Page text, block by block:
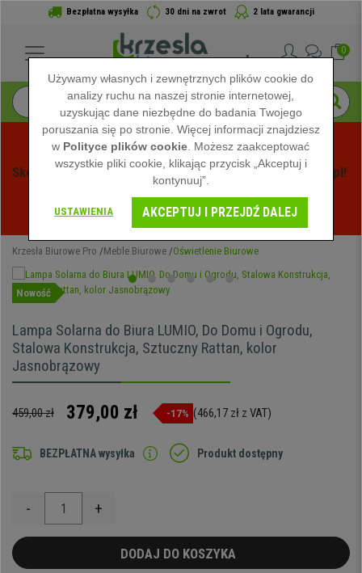
Bezpłatna wysyłka 30 dni na zwrot 2 lata gwarancji
0
Skorzystaj z Letnich Wyprzedaży na Krzeslabiurowepro.pl!
Zobacz oferty -
Krzesła Biurowe Pro Meble Biurowe Oświetlenie Biurowe
Nowość
Lampa Solarna do Biura LUMIO, Do Domu i Ogrodu,
Stalowa Konstrukcja, Sztuczny Rattan, kolor
Jasnobrązowy
459,00 zł 379,00 zł -17% (466,17 zł z VAT)
BEZPŁATNA wysyłka Produkt dostępny
- +
DODAJ DO KOSZYKA
Używamy własnych i zewnętrznych plików cookie do
analizy ruchu na naszej stronie internetowej,
uzyskując dane niezbędne do badania Twojego
poruszania się po stronie. Więcej informacji znajdziesz
w Polityce plików cookie . Możesz zaakceptować
wszystkie pliki cookie, klikając przycisk „Akceptuj i
kontynuuj”.
USTAWIENIA AKCEPTUJ I PRZEJDŹ DALEJ